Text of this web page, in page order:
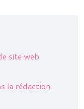
site web
la rédaction